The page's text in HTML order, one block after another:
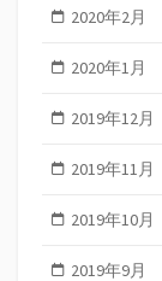
2020年2月
2020年1月
2019年12月
2019年11月
2019年10月
2019年9月